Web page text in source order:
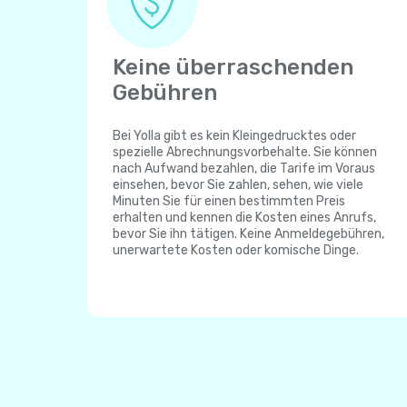
Keine überraschenden
Gebühren
Bei Yolla gibt es kein Kleingedrucktes oder
spezielle Abrechnungsvorbehalte. Sie können
nach Aufwand bezahlen, die Tarife im Voraus
einsehen, bevor Sie zahlen, sehen, wie viele
Minuten Sie für einen bestimmten Preis
erhalten und kennen die Kosten eines Anrufs,
bevor Sie ihn tätigen. Keine Anmeldegebühren,
unerwartete Kosten oder komische Dinge.